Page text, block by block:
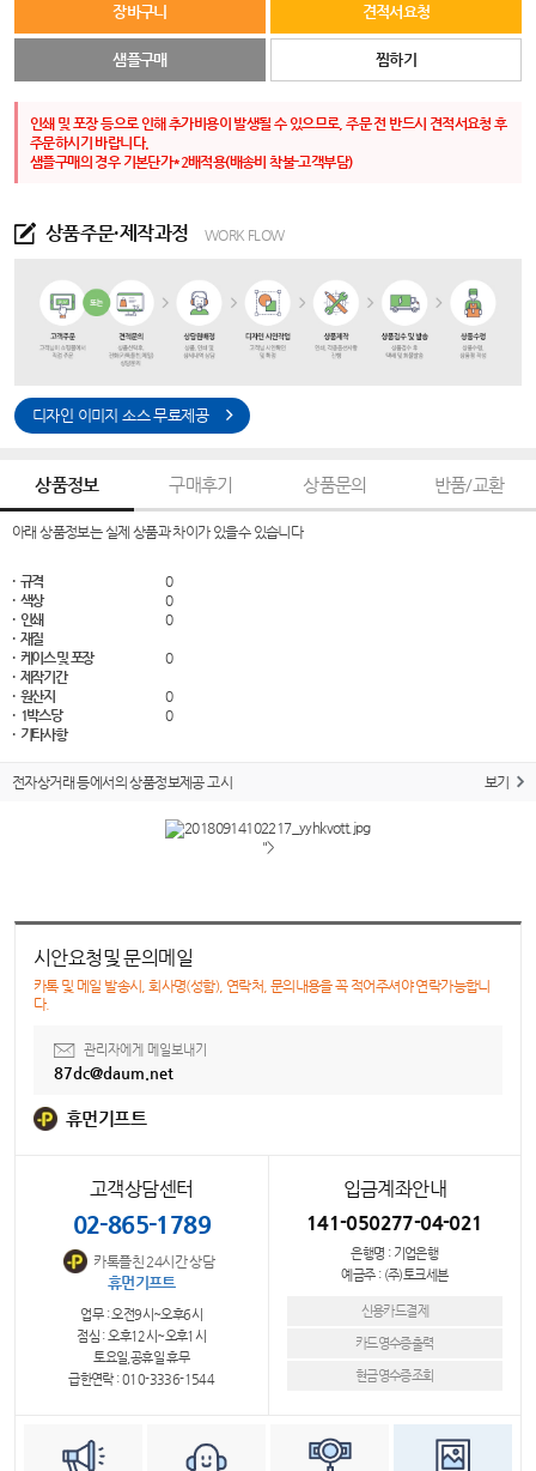
장바구니 견적서요청
샘플구매 찜하기
인쇄 및 포장 등으로 인해 추가비용이 발생될 수 있으므로, 주문 전 반드시 견적서요청 후
주문하시기 바랍니다.
샘플구매의 경우 기본단가*2배적용(배송비 착불-고객부담)
상품주문·제작과정 WORK FLOW
디자인 이미지 소스 무료제공
상품정보 구매후기 상품문의 반품/교환
아래 상품정보는 실제 상품과 차이가 있을수 있습니다
· 규격
0
· 색상
0
· 인쇄
0
· 재질
· 케이스 및 포장
0
· 제작기간
· 원산지
0
· 1박스당
0
· 기타사항
전자상거래 등에서의 상품정보제공 고시 보기
">
시안요청및 문의메일
카톡 및 메일 발송시, 회사명(성함), 연락처, 문의내용을 꼭 적어주셔야 연락가능합니
다.
관리자에게 메일보내기
87dc@daum.net
휴먼기프트
고객상담센터
02-865-1789
카톡플친 24시간 상담
휴먼기프트
업무 : 오전9시~오후6시
점심 : 오후12시~오후1시
토요일,공휴일 휴무
급한연락 : 010-3336-1544
입금계좌안내
141-050277-04-021
은행명 : 기업은행
예금주 : (주)토크세븐
신용카드결제
카드영수증출력
현금영수증조회